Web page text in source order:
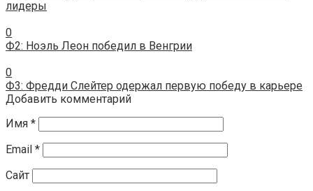
лидеры
0
Ф2: Ноэль Леон победил в Венгрии
0
Ф3: Фредди Слейтер одержал первую победу в карьере
Добавить комментарий
Имя *
Email *
Сайт